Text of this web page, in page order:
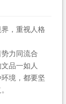
，重视人格
力同流合
品一如人
境，都要坚